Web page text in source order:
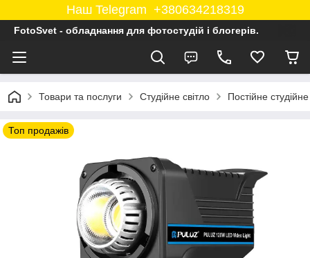
Наш Telegram +380634218319
FotoSvet - обладнання для фотостудій і блогерів.
Товари та послуги Студійне світло Постійне
Топ продажів